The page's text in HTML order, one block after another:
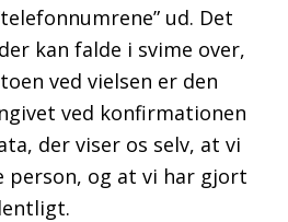
ud. Det
kan falde i svime over,
ved vielsen er den
ved konfirmationen
der viser os selv, at vi
person, og at vi har gjort